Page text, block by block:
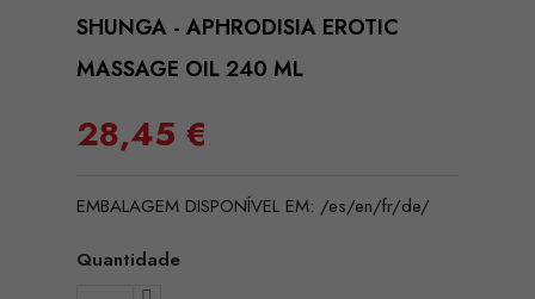
SHUNGA - APHRODISIA EROTIC
MASSAGE OIL 240 ML
28,45 €
EMBALAGEM DISPONÍVEL EM: /es/en/fr/de/
Quantidade